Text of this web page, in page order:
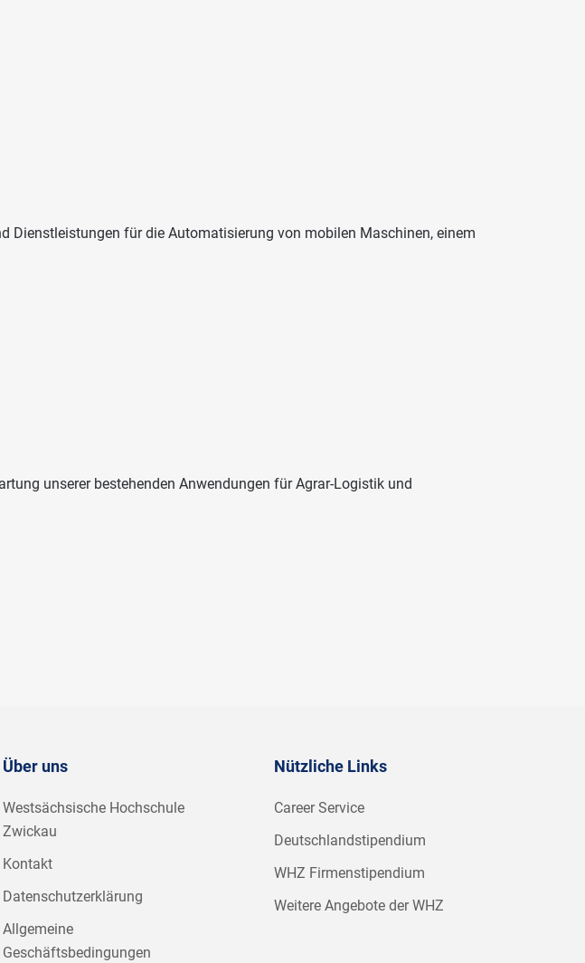
Dienstleistungen für die Automatisierung von mobilen Maschinen, einem
unserer bestehenden Anwendungen für Agrar-Logistik und
Über uns
Westsächsische Hochschule
Zwickau
Kontakt
Datenschutzerklärung
Allgemeine
Geschäftsbedingungen
Nützliche Links
Career Service
Deutschlandstipendium
WHZ Firmenstipendium
Weitere Angebote der WHZ